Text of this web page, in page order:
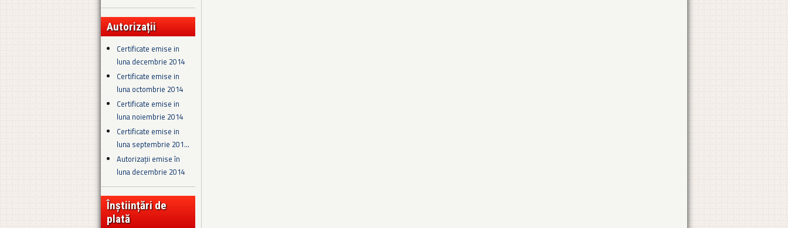
Autorizații
Certificate emise in
luna decembrie 2014
Certificate emise in
luna octombrie 2014
Certificate emise in
luna noiembrie 2014
Certificate emise in
luna septembrie 201...
Autorizații emise în
luna decembrie 2014
Înștiințări de
plată